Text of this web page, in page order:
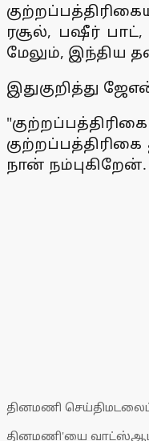
ரசூல், பஷீர்
மேலும், இந்திய
இதுகுறித்து
நான் நம்புகிறேன்.
தினமணி
தினமணி'யை